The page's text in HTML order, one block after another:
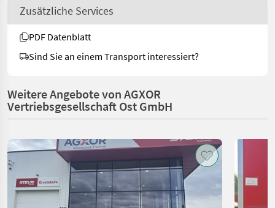
Zusätzliche Services
PDF Datenblatt
Sind Sie an einem Transport interessiert?
Weitere Angebote von AGXOR
Vertriebsgesellschaft Ost GmbH